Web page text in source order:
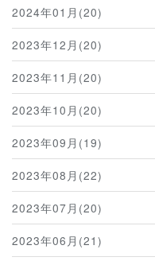
2024年01月(20)
2023年12月(20)
2023年11月(20)
2023年10月(20)
2023年09月(19)
2023年08月(22)
2023年07月(20)
2023年06月(21)